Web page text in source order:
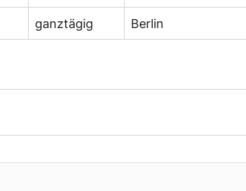
ganztägig Berlin